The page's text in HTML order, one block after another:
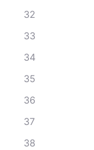
32
33
34
35
36
37
38